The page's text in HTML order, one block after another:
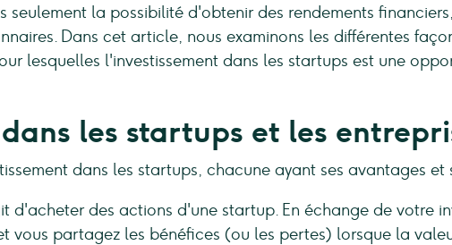
seulement la possibilité d'obtenir des rendements
Dans cet article, nous examinons les différentes
lesquelles l'investissement dans les startups est une
les startups et les
dans les startups, chacune ayant ses avantages et
d'acheter des actions d'une startup. En échange de votre
vous partagez les bénéfices (ou les pertes) lorsque la